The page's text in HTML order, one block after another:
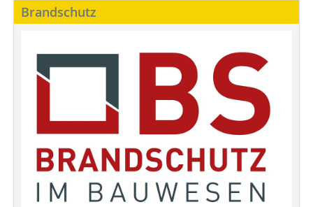
Brandschutz